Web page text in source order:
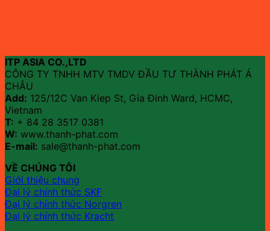
ITP ASIA CO.,LTD
CÔNG TY TNHH MTV TMDV ĐẦU TƯ THÀNH PHÁT Á
CHÂU
Add: 125/12C Van Kiep St, Gia Đinh Ward, HCMC,
Vietnam
T: + 84 28 3517 0381
W: www.thanh-phat.com
E-mail: sale@thanh-phat.com
VỀ CHÚNG TÔI
Giới thiệu chung
Đại lý chính thức SKF
Đại lý chính thức Norgren
Đại lý chính thức Kracht